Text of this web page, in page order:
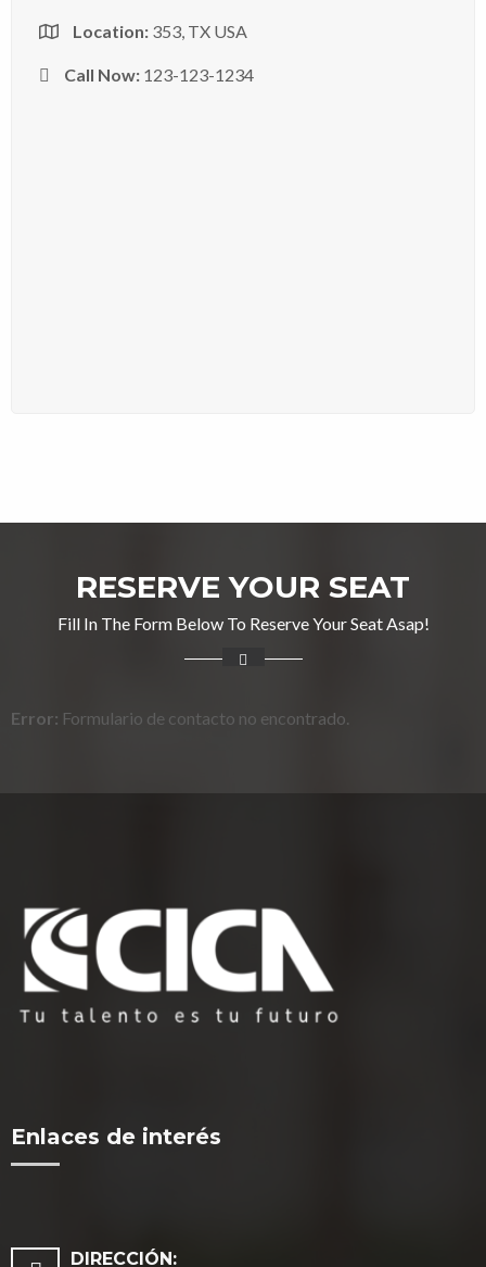
Location: 353, TX USA
Call Now: 123-123-1234
RESERVE YOUR SEAT
Fill In The Form Below To Reserve Your Seat Asap!
Error: Formulario de contacto no encontrado.
Enlaces de interés
DIRECCIÓN: